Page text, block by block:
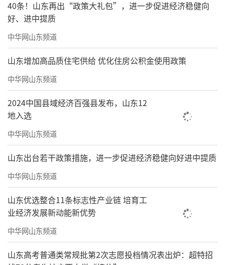
40条！山东再出“政策大礼包”，进一步促进经济稳健向
好、进中提质
中华网山东频道
山东增加高品质住宅供给 优化住房公积金使用政策
中华网山东频道
2024中国县域经济百强县发布，山东12
地入选
中华网山东频道
山东出台若干政策措施，进一步促进经济稳健向好进中提质
中华网山东频道
山东优选整合11条标志性产业链 培育工
业经济发展新动能新优势
中华网山东频道
山东高考普通类常规批第2次志愿投档情况表出炉：超特招